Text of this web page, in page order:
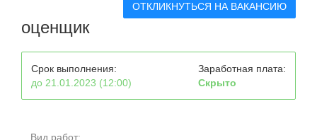
ОТКЛИКНУТЬСЯ НА ВАКАНСИЮ
оценщик
Срок выполнения:
до 21.01.2023 (12:00)
Заработная плата:
Скрыто
Вид работ: